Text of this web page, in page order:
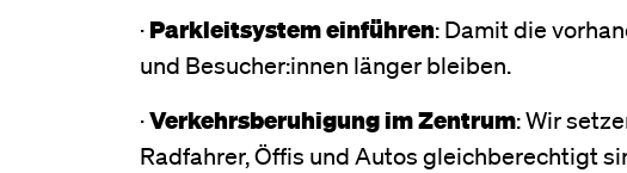
·Parkleitsystem einführen: Damit die
und Besucher:innen länger bleiben.
·Verkehrsberuhigung im Zentrum: Wir
Radfahrer, Öffis und Autos gleichberechtigt